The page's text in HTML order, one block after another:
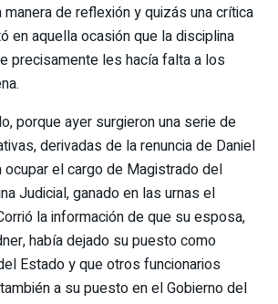
manera de reflexión y quizás una crítica
en aquella ocasión que la disciplina
precisamente les hacía falta a los
porque ayer surgieron una serie de
derivadas de la renuncia de Daniel
ocupar el cargo de Magistrado del
Judicial, ganado en las urnas el
la información de que su esposa,
había dejado su puesto como
Estado y que otros funcionarios
a su puesto en el Gobierno del